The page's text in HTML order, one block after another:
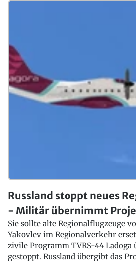
Russland stoppt neues
- Militär übernimmt
Sie sollte alte Regionalflugzeuge
Yakovlev im Regionalverkehr
zivile Programm TVRS-44 Ladoga
gestoppt. Russland übergibt das